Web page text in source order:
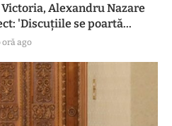
Alexandru Nazare
'Discuțiile se poartă...
oră ago